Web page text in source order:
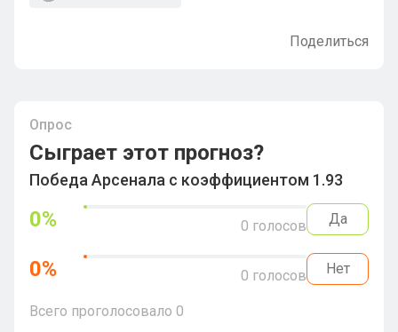
Поделиться
Опрос
Сыграет этот прогноз?
Победа Арсенала с коэффициентом 1.93
0% 0 голосов Да
0% 0 голосов Нет
Всего проголосовало 0